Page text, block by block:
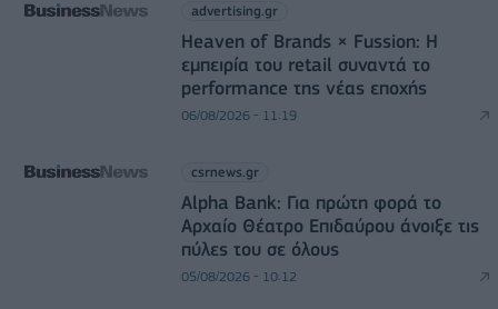
advertising.gr
Heaven of Brands × Fussion: Η
εμπειρία του retail συναντά το
performance της νέας εποχής
06/08/2026 - 11:19
csrnews.gr
Alpha Bank: Για πρώτη φορά το
Αρχαίο Θέατρο Επιδαύρου άνοιξε τις
πύλες του σε όλους
05/08/2026 - 10:12